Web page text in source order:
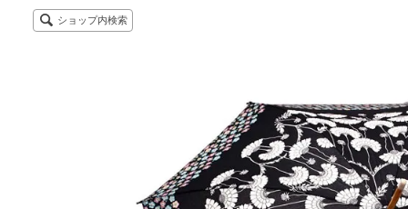
ショップ内検索